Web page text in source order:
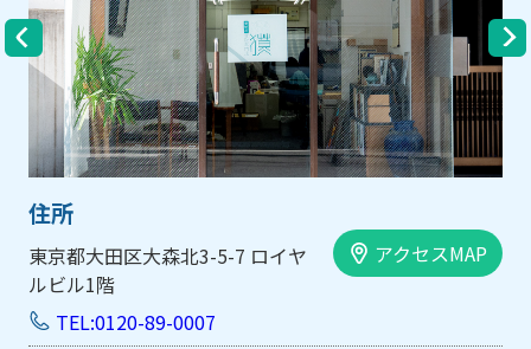
住所
東京都大田区大森北3-5-7 ロイヤ
ルビル1階
アクセスMAP
TEL:0120-89-0007